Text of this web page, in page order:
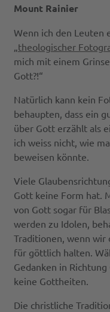
Mount Rainier
Wenn ich den Leuten
theologischer
mich mit einem
Gott?!“
Natürlich kann kein
behaupten, dass ein
über Gott erzählt als
ich weiss nicht, wie
beweisen könnte.
Viele
Gott keine Form hat.
von Gott sogar für
werden zu Idolen,
Traditionen, wenn wir
für göttlich halten.
Gedanken in
keine Gottheiten.
Die christliche